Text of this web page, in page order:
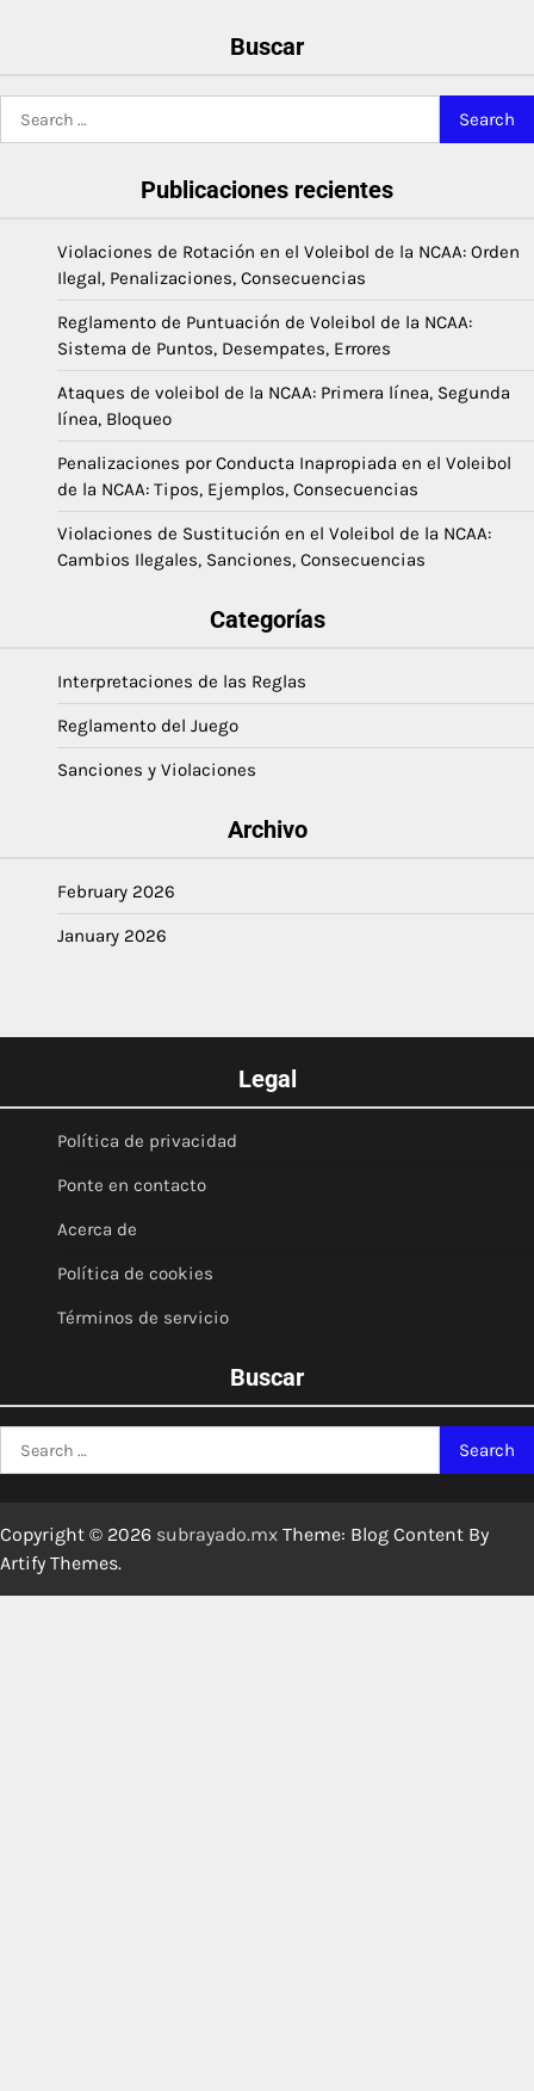
Buscar
for:
Publicaciones recientes
Violaciones de Rotación en el Voleibol de la NCAA: Orden
Ilegal, Penalizaciones, Consecuencias
Reglamento de Puntuación de Voleibol de la NCAA:
Sistema de Puntos, Desempates, Errores
Ataques de voleibol de la NCAA: Primera línea, Segunda
línea, Bloqueo
Penalizaciones por Conducta Inapropiada en el Voleibol
de la NCAA: Tipos, Ejemplos, Consecuencias
Violaciones de Sustitución en el Voleibol de la NCAA:
Cambios Ilegales, Sanciones, Consecuencias
Categorías
Interpretaciones de las Reglas
Reglamento del Juego
Sanciones y Violaciones
Archivo
February 2026
January 2026
Legal
Política de privacidad
Ponte en contacto
Acerca de
Política de cookies
Términos de servicio
Buscar
for:
Copyright © 2026 subrayado.mx Theme: Blog Content By
Artify Themes.